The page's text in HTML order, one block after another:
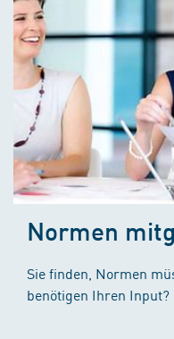
Normen
Sie finden, Normen
benötigen Ihren